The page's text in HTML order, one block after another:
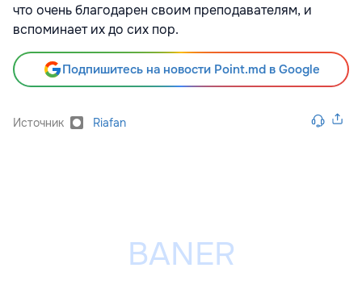
что очень благодарен своим преподавателям, и
вспоминает их до сих пор.
Подпишитесь на новости Point.md в Google
Источник Riafan